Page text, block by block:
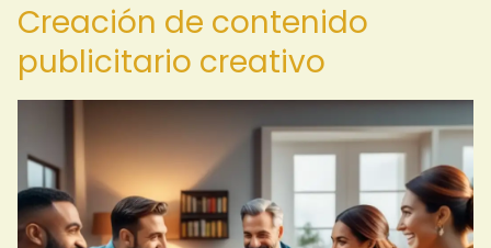
Creación de contenido
publicitario creativo